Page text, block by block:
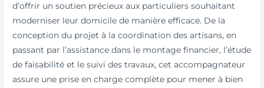
d’offrir un soutien précieux aux particuliers souhaitant
moderniser leur domicile de manière efficace. De la
conception du projet à la coordination des artisans, en
passant par l’assistance dans le montage financier, l’étude
de faisabilité et le suivi des travaux, cet accompagnateur
assure une prise en charge complète pour mener à bien